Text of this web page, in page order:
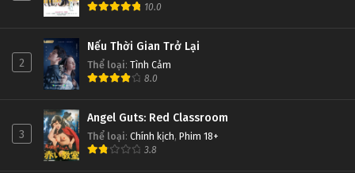
10.0
2
Nếu Thời Gian Trở Lại
Thể loại: Tình Cảm
8.0
3
Angel Guts: Red Classroom
Thể loại: Chính kịch, Phim 18+
3.8